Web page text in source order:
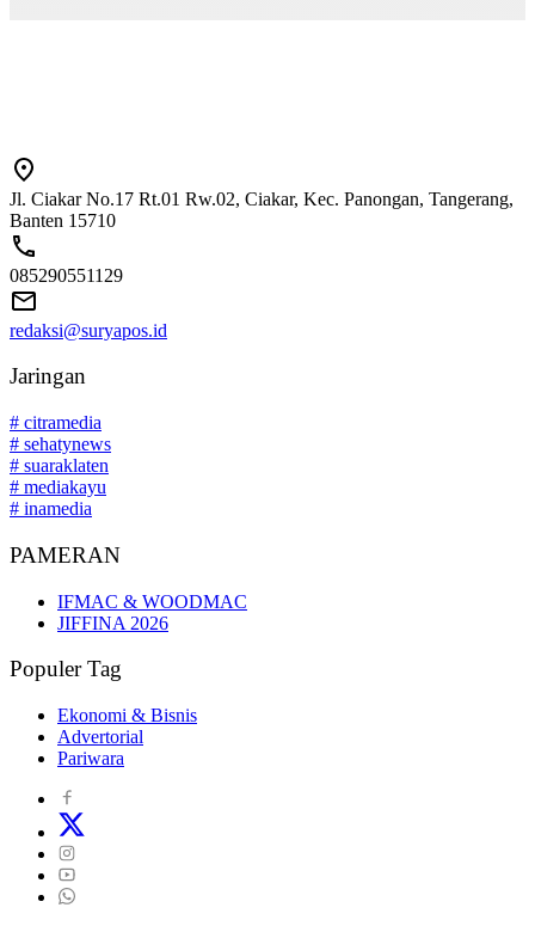
Jl. Ciakar No.17 Rt.01 Rw.02, Ciakar, Kec. Panongan, Tangerang,
Banten 15710
085290551129
redaksi@suryapos.id
Jaringan
# citramedia
# sehatynews
# suaraklaten
# mediakayu
# inamedia
PAMERAN
IFMAC & WOODMAC
JIFFINA 2026
Populer Tag
Ekonomi & Bisnis
Advertorial
Pariwara